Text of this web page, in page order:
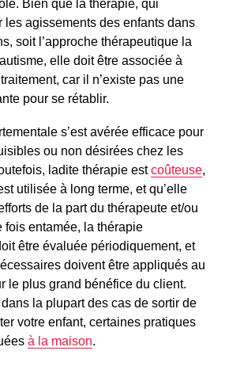
Bien que la thérapie, qui
les agissements des enfants dans
soit l’approche thérapeutique la
elle doit être associée à
car il n’existe pas une
pour se rétablir.
s’est avérée efficace pour
ou non désirées chez les
ladite thérapie estcoûteuse,
utilisée à long terme, et qu’elle
de la part du thérapeute et/ou
fois entamée, la thérapie
être évaluée périodiquement, et
doivent être appliqués au
le plus grand bénéfice du client.
dans la plupart des cas de sortir de
votre enfant, certaines pratiques
à la maison.